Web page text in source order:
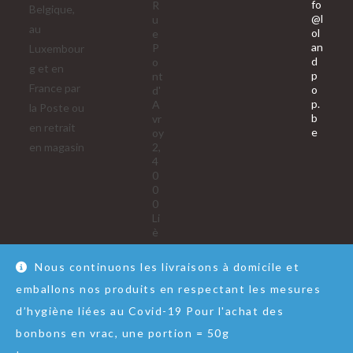
Nous continuons les livraisons à domicile et
emballons nos produits en respectant les mesures
d’hygiène liées au Covid-19 Pour l'achat des
bonbons en vrac, une portion = 50g
Belgique,
au
Luxembour
g et en
France par
la Poste ou
en retrait
en magasin
R
u
e
P
o
nt
d'
A
vr
oy
2,
4
0
0
0
Li
è
g
fo
@l
ol
an
d
p
o
p.
b
eS’ouvre
Nous contacter RGPD Conditions Générales de Vente